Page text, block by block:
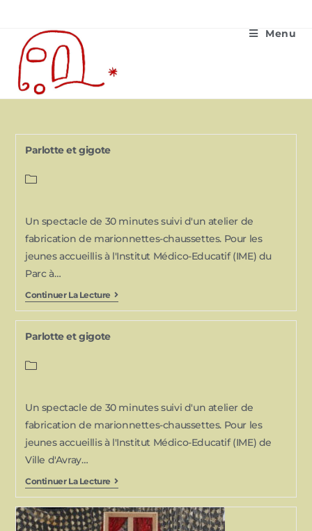
Menu
Parlotte et gigote
Un spectacle de 30 minutes suivi d'un atelier de
fabrication de marionnettes-chaussettes. Pour les
jeunes accueillis à l'Institut Médico-Educatif (IME) du
Parc à…
Continuer La Lecture
Parlotte et gigote
Un spectacle de 30 minutes suivi d'un atelier de
fabrication de marionnettes-chaussettes. Pour les
jeunes accueillis à l'Institut Médico-Educatif (IME) de
Ville d'Avray…
Continuer La Lecture